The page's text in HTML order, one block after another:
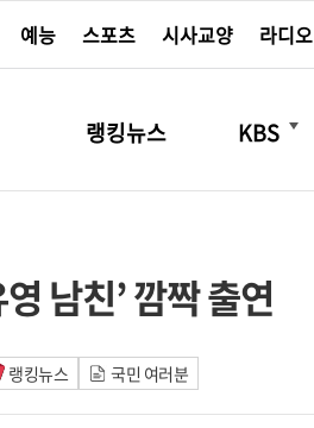
예능 스포츠 시사교양 라디오
랭킹뉴스 KBS
더보기
남친’ 깜짝 출연
랭킹뉴스 국민 여러분